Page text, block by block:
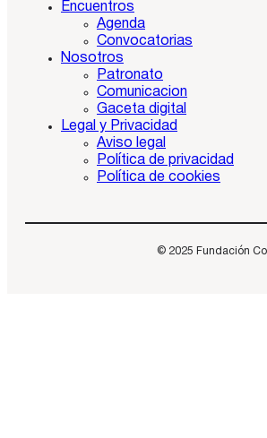
Encuentros
Agenda
Convocatorias
Nosotros
Patronato
Comunicacion
Gaceta digital
Legal y Privacidad
Aviso legal
Política de privacidad
Política de cookies
© 2025 Fundación